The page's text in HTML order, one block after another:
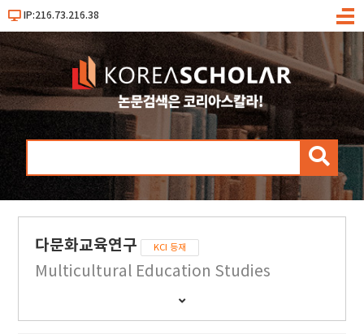
IP:216.73.216.38
메
검
다문화교육연구 KCI 등재
Multicultural Education Studies
간
행